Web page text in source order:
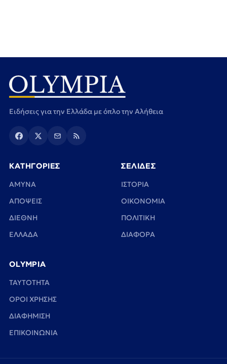
Ειδήσεις για την Ελλάδα με όπλο την Αλήθεια
ΚΑΤΗΓΟΡΙΕΣ
ΑΜΥΝΑ
ΑΠΟΨΕΙΣ
ΔΙΕΘΝΗ
ΕΛΛΑΔΑ
ΣΕΛΙΔΕΣ
ΙΣΤΟΡΙΑ
ΟΙΚΟΝΟΜΙΑ
ΠΟΛΙΤΙΚΗ
ΔΙΑΦΟΡΑ
OLYMPIA
TAYTOTHTA
ΟΡΟΙ ΧΡΗΣΗΣ
ΔΙΑΦΗΜΙΣΗ
ΕΠΙΚΟΙΝΩΝΙΑ